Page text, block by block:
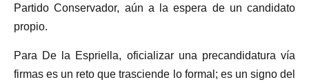
Partido Conservador, aún a la espera de un candidato
propio.
Para De la Espriella, oficializar una precandidatura vía
firmas es un reto que trasciende lo formal; es un signo del